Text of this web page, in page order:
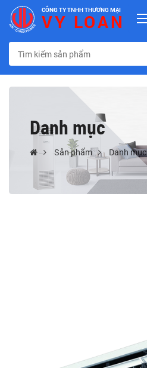
CÔNG TY TNHH THƯƠNG MẠI
VY LOAN
Danh mục
Sản phẩm Danh mục